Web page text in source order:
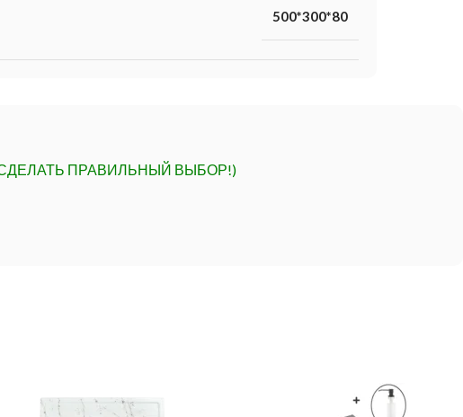
500*300*80
ПРАВИЛЬНЫЙ ВЫБОР!)